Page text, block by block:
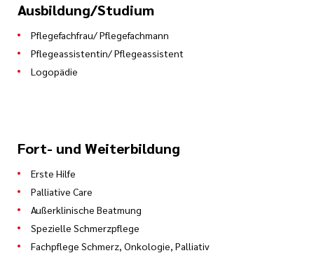
Ausbildung/Studium
Pflegefachfrau/ Pflegefachmann
Pflegeassistentin/ Pflegeassistent
Logopädie
Fort- und Weiterbildung
Erste Hilfe
Palliative Care
Außerklinische Beatmung
Spezielle Schmerzpflege
Fachpflege Schmerz, Onkologie, Palliativ